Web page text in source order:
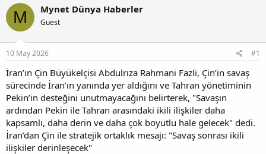
n
b
u
u
b
a
ş
l
a
t
a
n
ş
ç
a
r
h
i
M Mynet Dünya Haberler
Guest
10 May 2026 #1
İran’ın Çin Büyükelçisi Abdulrıza Rahmani Fazli, Çin’in savaş
sürecinde İran’ın yanında yer aldığını ve Tahran yönetiminin
Pekin’in desteğini unutmayacağını belirterek, "Savaşın
ardından Pekin ile Tahran arasındaki ikili ilişkiler daha
kapsamlı, daha derin ve daha çok boyutlu hale gelecek" dedi.
İran’dan Çin ile stratejik ortaklık mesajı: "Savaş sonrası ikili
ilişkiler derinleşecek"